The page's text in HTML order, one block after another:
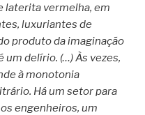
laterita vermelha, em
luxuriantes de
produto da imaginação
um delírio. (…) Às vezes,
à monotonia
Há um setor para
engenheiros, um